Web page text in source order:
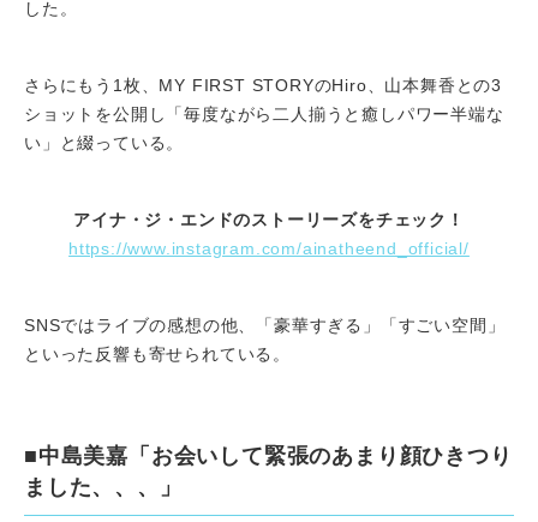
した。
さらにもう1枚、MY FIRST STORYのHiro、山本舞香との3
ショットを公開し「毎度ながら二人揃うと癒しパワー半端な
い」と綴っている。
アイナ・ジ・エンドのストーリーズをチェック！
https://www.instagram.com/ainatheend_official/
SNSではライブの感想の他、「豪華すぎる」「すごい空間」
といった反響も寄せられている。
■中島美嘉「お会いして緊張のあまり顔ひきつり
ました、、、」